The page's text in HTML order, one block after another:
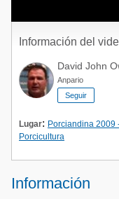
Información del
David John
Anpario
Seguir
Lugar: Porciandina 2009
Porcicultura
Información